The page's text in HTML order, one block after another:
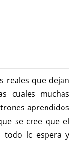
reales que dejan
cuales muchas
aprendidos
se cree que el
todo lo espera y